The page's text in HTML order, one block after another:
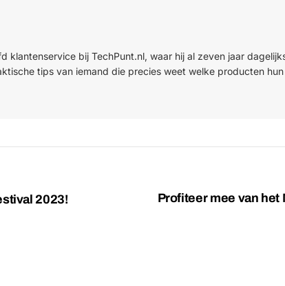
klantenservice bij TechPunt.nl, waar hij al zeven jaar
tips van iemand die precies weet welke producten
2023!
Profiteer mee van het